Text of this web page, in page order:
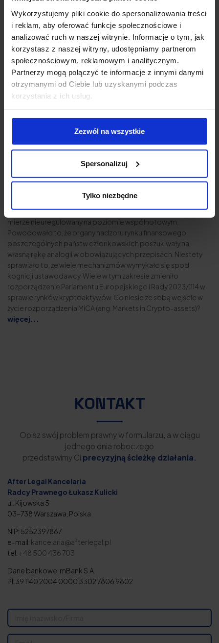
Wykorzystujemy pliki cookie do spersonalizowania treści
i reklam, aby oferować funkcje społecznościowe i
analizować ruch w naszej witrynie. Informacje o tym, jak
korzystasz z naszej witryny, udostępniamy partnerom
społecznościowym, reklamowym i analitycznym.
Partnerzy mogą połączyć te informacje z innymi danymi
otrzymanymi od Ciebie lub uzyskanymi podczas
korzystania z ich usług.
Zezwól na wszystkie
Spersonalizuj
Tylko niezbędne
więcej...
29.05.2024
Rozporządzenie MiCA – czym jest rozporządzenie w
sprawie rynku kryptoaktywów w Unii Europejskiej?
Rynek kryptoaktywów przez wiele lat pozostawał w dużej
mierze nieuregulowany na poziomie wspólnotowym.
Powodowało to, że organy nadzoru rynku finansowego
poszczególnych państw członkowskich poszukiwały na
własną rękę analogii w obowiązujących przepisach. Niestety
sprawiało to, że wiele mechanizmów wymykało się spod
kognicji ustawodawcy. Wiele w tym zakresie zmieniło
rozporządzenie Parlamentu Europejskiego i Rady 2023/1114 w
sprawie rynków kryptoaktywów. Co niesie ze sobą wejście w
życie rozporządzenia MiCA (ang. Markets in Crypto-assets)?
więcej...
KONTAKT
Opisz swój problem prawny w formularzu, a w ciągu
jednego dnia roboczego
przedstawimy Ci precyzyjną ścieżkę działania.
After Legal Kancelaria
Radcy Prawnego Łukasz Kulicki
ul. Kijowska 5
03-738 Warszawa, Polska
NIP: 5252397867
e-mail: kancelaria@afterlegal.pl
tel. +48 500 436 703
Dane bankowe: mBank S.A.
PL39 1140 2004 0000 3302 7806 9802